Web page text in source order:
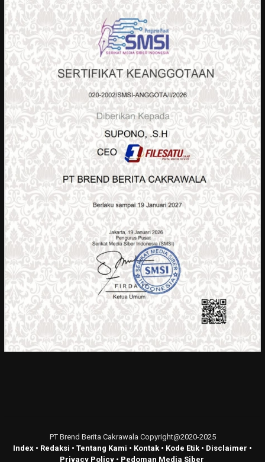
PT Brend Berita Cakrawala Copyright@2020-2025
Index • Redaksi • Tentang Kami • Kontak • Kode Etik • Disclaimer •
Privacy Policy• Pedoman Media Siber